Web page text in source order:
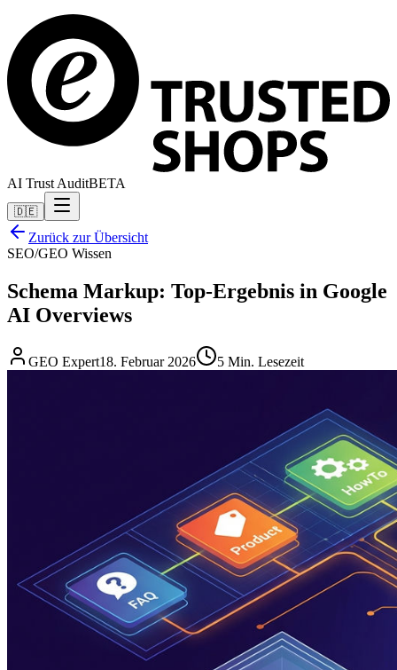
AI Trust AuditBETA
🇩🇪
Zurück zur Übersicht
SEO/GEO Wissen
Schema Markup: Top-Ergebnis in Google
AI Overviews
GEO Expert18. Februar 2026 5 Min. Lesezeit